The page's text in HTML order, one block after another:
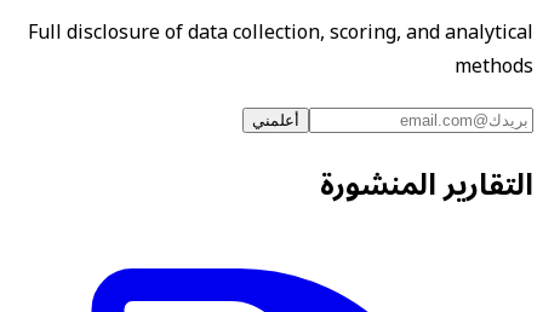
Full disclosure of data collection, scoring, and analytical
methods
أعلمني
التقارير المنشورة